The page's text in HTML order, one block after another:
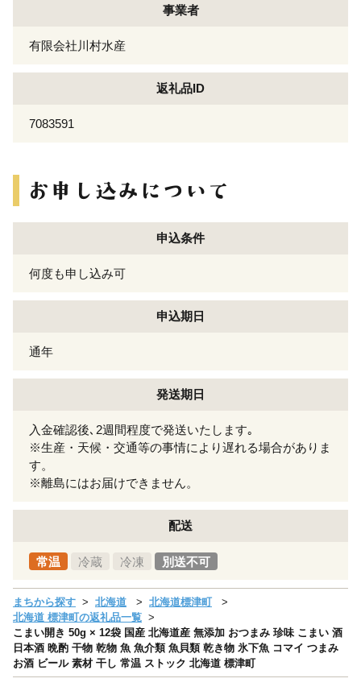
事業者
有限会社川村水産
返礼品ID
7083591
申込条件
何度も申し込み可
申込期日
通年
発送期日
入金確認後､2週間程度で発送いたします｡
※生産・天候・交通等の事情により遅れる場合がありま
す。
※離島にはお届けできません。
配送
常温 冷蔵 冷凍 別送不可
まちから探す 北海道
北海道標津町
北海道 標津町の返礼品一覧
こまい開き 50g × 12袋 国産 北海道産 無添加 おつまみ 珍味 こまい 酒
日本酒 晩酌 干物 乾物 魚 魚介類 魚貝類 乾き物 氷下魚 コマイ つまみ
お酒 ビール 素材 干し 常温 ストック 北海道 標津町